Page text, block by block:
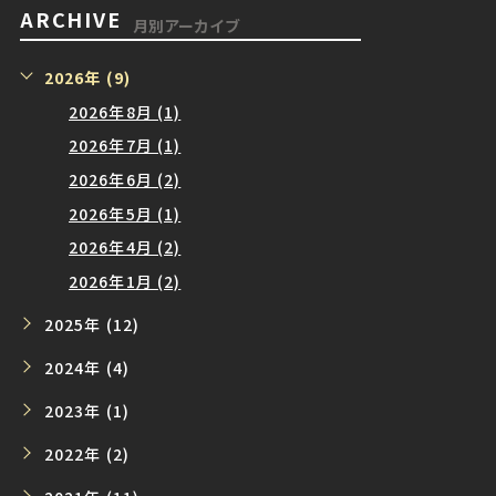
ARCHIVE 月別アーカイブ
2026年 (9)
2026年8月 (1)
2026年7月 (1)
2026年6月 (2)
2026年5月 (1)
2026年4月 (2)
2026年1月 (2)
2025年 (12)
2024年 (4)
2023年 (1)
2022年 (2)